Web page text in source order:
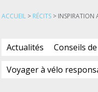
ACCUEIL > RÉCITS > INSPIRATION
Actualités Conseils
Voyager à vélo